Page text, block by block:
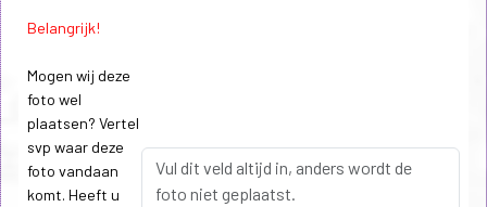
Belangrijk!
Mogen wij deze
foto wel
plaatsen? Vertel
svp waar deze
foto vandaan
komt. Heeft u